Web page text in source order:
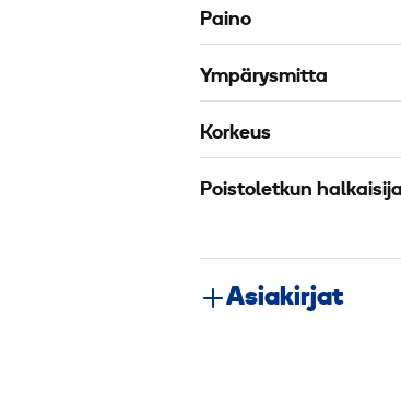
5
m
Paino
Ympärysmitta
Korkeus
Poistoletkun halkaisija
Asiakirjat